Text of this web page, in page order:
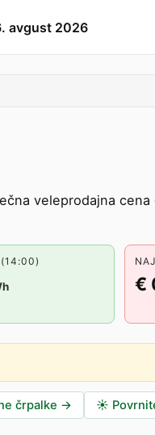
avgust 2026
veleprodajna
(14:00)
€
črpalke → ☀️